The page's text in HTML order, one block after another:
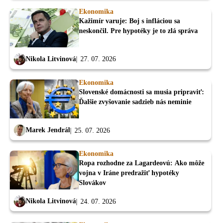
Ekonomika
Kažimír varuje: Boj s infláciou sa
neskončil. Pre hypotéky je to zlá správa
Nikola Litvinová 27. 07. 2026
Ekonomika
Slovenské domácnosti sa musia pripraviť:
Ďalšie zvyšovanie sadzieb nás neminie
Marek Jendrál 25. 07. 2026
Ekonomika
Ropa rozhodne za Lagardeovú: Ako môže
vojna v Iráne predražiť hypotéky
Slovákov
Nikola Litvinová 24. 07. 2026